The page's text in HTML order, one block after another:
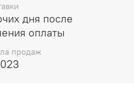
дня после
оплаты
продаж